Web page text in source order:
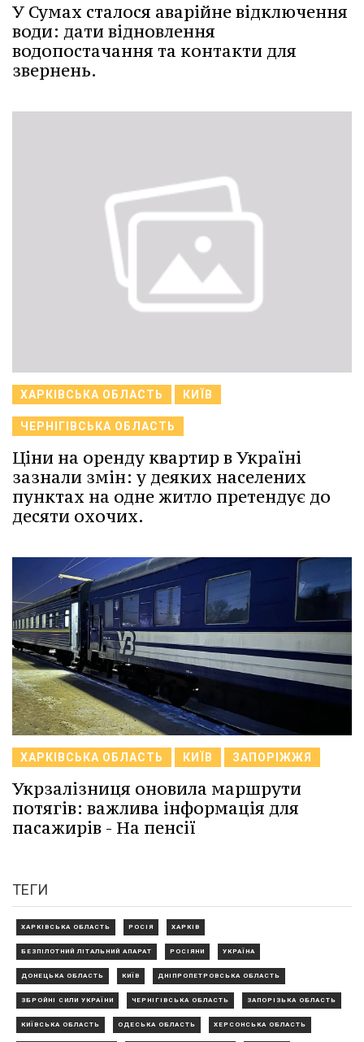
У Сумах сталося аварійне відключення
води: дати відновлення
водопостачання та контакти для
звернень.
ХАРКІВСЬКА ОБЛАСТЬ КИЇВ
ЧЕРНІГІВСЬКА ОБЛАСТЬ
Ціни на оренду квартир в Україні
зазнали змін: у деяких населених
пунктах на одне житло претендує до
десяти охочих.
ХАРКІВСЬКА ОБЛАСТЬ КИЇВ ЗАПОРІЖЖЯ
Укрзалізниця оновила маршрути
потягів: важлива інформація для
пасажирів - На пенсії
ТЕГИ
ХАРКІВСЬКА ОБЛАСТЬ РОСІЯ ХАРКІВ
БЕЗПІЛОТНИЙ ЛІТАЛЬНИЙ АПАРАТ РОСІЯНИ УКРАЇНА
ДОНЕЦЬКА ОБЛАСТЬ КИЇВ ДНІПРОПЕТРОВСЬКА ОБЛАСТЬ
ЗБРОЙНІ СИЛИ УКРАЇНИ ЧЕРНІГІВСЬКА ОБЛАСТЬ ЗАПОРІЗЬКА ОБЛАСТЬ
КИЇВСЬКА ОБЛАСТЬ ОДЕСЬКА ОБЛАСТЬ ХЕРСОНСЬКА ОБЛАСТЬ